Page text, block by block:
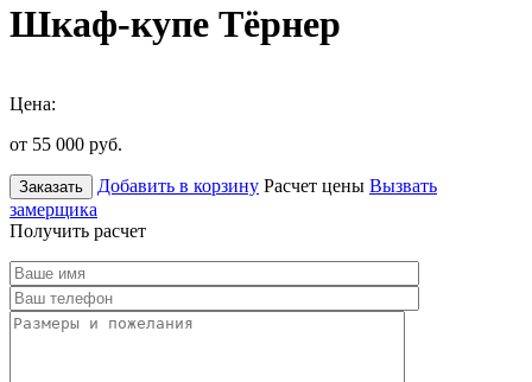
Шкаф-купе Тёрнер
Цена:
от 55 000 руб.
Заказать Добавить в корзину Расчет цены Вызвать
замерщика
Получить расчет